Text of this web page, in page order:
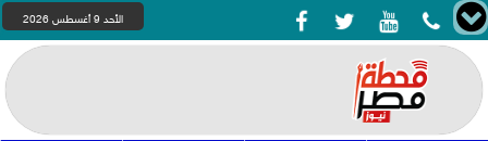
    الأحد 9 أغسطس 2026